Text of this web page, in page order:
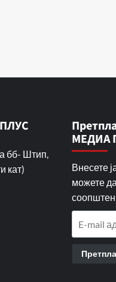
бб- Штип,
кат)
МЕДИА
Внесете
можете